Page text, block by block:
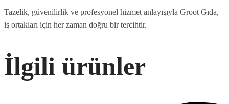
Tazelik, güvenilirlik ve profesyonel hizmet anlayışıyla Groot Gıda,
iş ortakları için her zaman doğru bir tercihtir.
İlgili ürünler